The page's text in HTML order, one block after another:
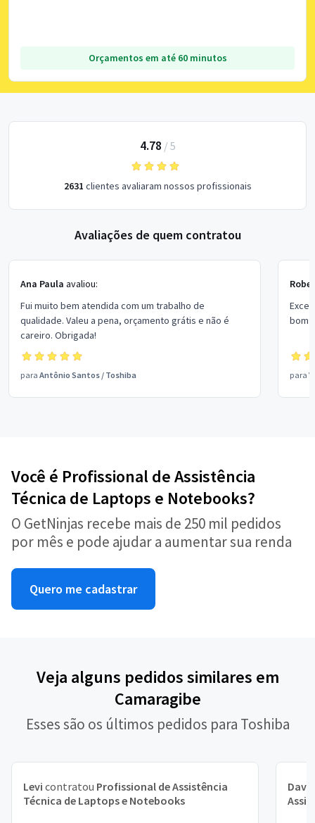
Orçamentos em até 60 minutos
4.78 / 5
2631 clientes avaliaram nossos profissionais
Avaliações de quem contratou
Ana Paula avaliou:
Fui muito bem atendida com um trabalho de
qualidade. Valeu a pena, orçamento grátis e não é
careiro. Obrigada!
para Antônio Santos / Toshiba
bom
para
Você é Profissional de Assistência
Técnica de Laptops e Notebooks?
O GetNinjas recebe mais de 250 mil pedidos
por mês e pode ajudar a aumentar sua renda
Quero me cadastrar
Veja alguns pedidos similares em
Camaragibe
Esses são os últimos pedidos para Toshiba
Levi contratou Profissional de Assistência
Técnica de Laptops e Notebooks
Davi